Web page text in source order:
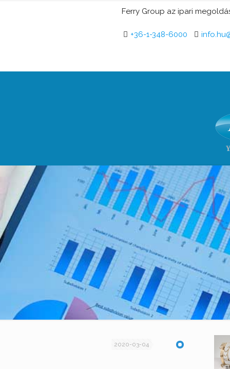
Ferry Group az ipari
+36-1-348-6000
2020-03-04